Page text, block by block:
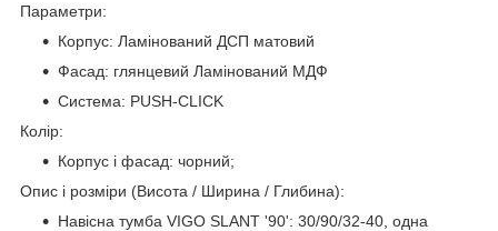
Параметри:
Корпус: Ламінований ДСП матовий
Фасад: глянцевий Ламінований МДФ
Система: PUSH-CLICK
Колір:
Корпус і фасад: чорний;
Опис і розміри (Висота / Ширина / Глибина):
Навісна тумба VIGO SLANT '90': 30/90/32-40, одна